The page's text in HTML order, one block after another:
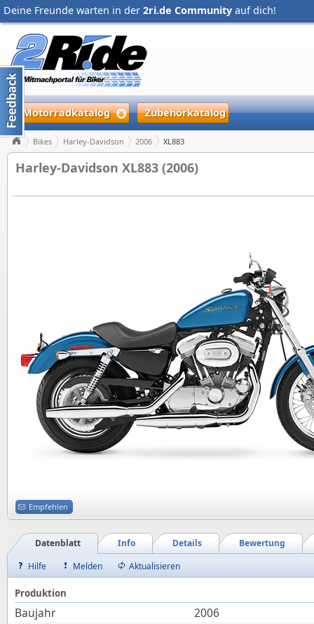
Deine Freunde warten in der 2ri.de Community auf dich!
Motorradkatalog Zubehörkatalog
Bikes Harley-Davidson 2006 XL883
Harley-Davidson XL883 (2006)
Empfehlen
Bewertung
Details
Info
Datenblatt
Hilfe
Melden Aktualisieren
Produktion
Baujahr
2006